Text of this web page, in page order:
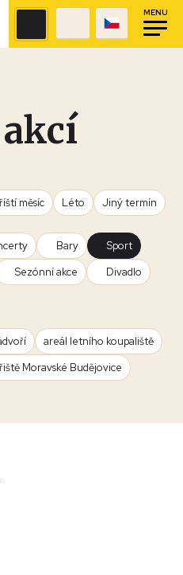
MENU
měsíc Léto Jiný termín
Bary
Sport
Sezónní akce
Divadlo
areál letního koupaliště
Moravské Budějovice